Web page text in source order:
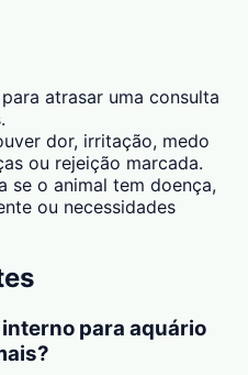
atrasar uma consulta
dor, irritação, medo
ou rejeição marcada.
se o animal tem doença,
ou necessidades
para aquário